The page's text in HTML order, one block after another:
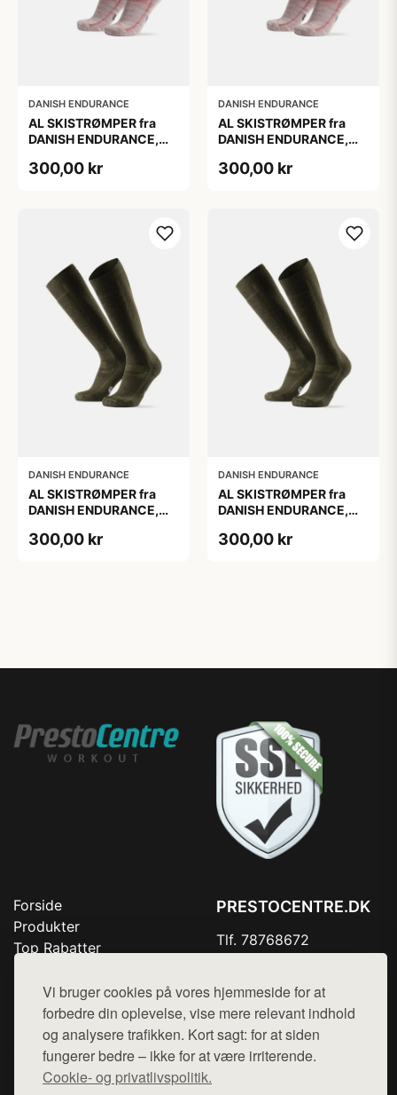
Vi bruger cookies på vores hjemmeside for at
forbedre din oplevelse, vise mere relevant indhold
og analysere trafikken. Kort sagt: for at siden
fungerer bedre – ikke for at være irriterende.
Cookie- og privatlivspolitik.
DANISH ENDURANCE
AL SKISTRØMPER fra
DANISH ENDURANCE,
300,00 kr
DANISH ENDURANCE
AL SKISTRØMPER fra
DANISH ENDURANCE,
300,00 kr
DANISH ENDURANCE
AL SKISTRØMPER fra
DANISH ENDURANCE,
300,00 kr
DANISH ENDURANCE
AL SKISTRØMPER fra
DANISH ENDURANCE,
300,00 kr
Forside
Produkter
Top Rabatter
PRESTOCENTRE.DK
Tlf. 78768672
Cookie- og privatlivspolitik
Denne side er en del af want.dk, der udgiver en række